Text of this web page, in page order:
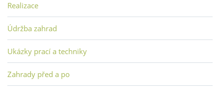
Realizace
Údržba zahrad
Ukázky prací a techniky
Zahrady před a po